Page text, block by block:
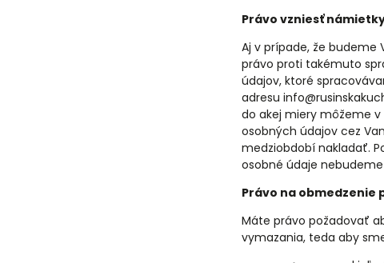
Právo vzniesť
Aj v prípade, že budeme
právo proti takémuto
údajov, ktoré
adresu
do akej miery môžeme
osobných údajov cez
medziobdobí nakladať.
osobné údaje
Právo na obmedzenie
Máte právo požadovať
vymazania, teda aby